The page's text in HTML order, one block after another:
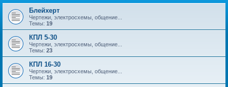
Блейхерт
Чертежи, электросхемы, общение...
Темы: 19
КПЛ 5-30
Чертежи, электросхемы, общение...
Темы: 23
КПЛ 16-30
Чертежи, электросхемы, общение...
Темы: 19